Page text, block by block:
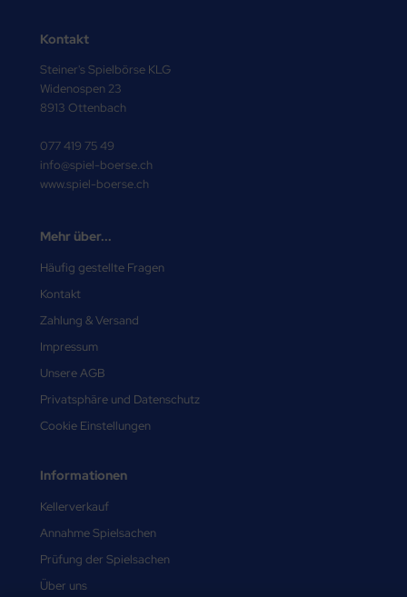
Kontakt
Steiner's Spielbörse KLG
Widenospen 23
8913 Ottenbach
077 419 75 49
info@spiel-boerse.ch
www.spiel-boerse.ch
Mehr über...
Häufig gestellte Fragen
Kontakt
Zahlung & Versand
Impressum
Unsere AGB
Privatsphäre und Datenschutz
Cookie Einstellungen
Informationen
Kellerverkauf
Annahme Spielsachen
Prüfung der Spielsachen
Über uns